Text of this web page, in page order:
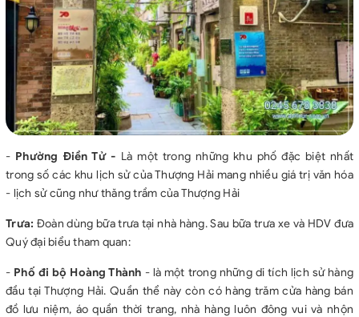
- Phường Điền Tử - Là một trong những khu phố đặc biệt nhất
trong số các khu lịch sử của Thượng Hải mang nhiều giá trị văn hóa
- lịch sử cũng như thăng trầm của Thượng Hải
Trưa: Đoàn dùng bữa trưa tại nhà hàng. Sau bữa trưa xe và HDV đưa
Quý đại biểu tham quan:
- Phố đi bộ Hoàng Thành - là một trong những di tích lịch sử hàng
đầu tại Thượng Hải. Quần thể này còn có hàng trăm cửa hàng bán
đồ lưu niệm, áo quần thời trang, nhà hàng luôn đông vui và nhộn